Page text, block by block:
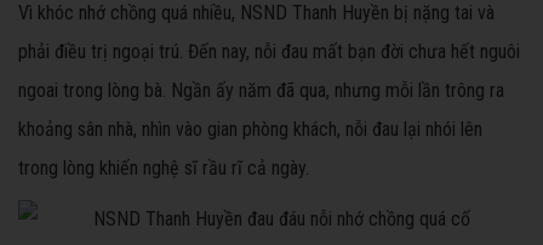
Vì khóc nhớ chồng quá nhiều, NSND Thanh Huyền bị nặng tai và
phải điều trị ngoại trú. Đến nay, nỗi đau mất bạn đời chưa hết nguôi
ngoai trong lòng bà. Ngần ấy năm đã qua, nhưng mỗi lần trông ra
khoảng sân nhà, nhìn vào gian phòng khách, nỗi đau lại nhói lên
trong lòng khiến nghệ sĩ rầu rĩ cả ngày.